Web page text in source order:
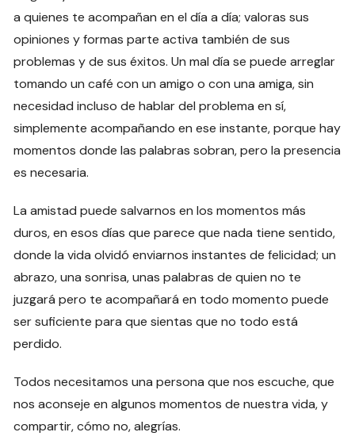
a quienes te acompañan en el día a día; valoras sus
opiniones y formas parte activa también de sus
problemas y de sus éxitos. Un mal día se puede arreglar
tomando un café con un amigo o con una amiga, sin
necesidad incluso de hablar del problema en sí,
simplemente acompañando en ese instante, porque hay
momentos donde las palabras sobran, pero la presencia
es necesaria.
La amistad puede salvarnos en los momentos más
duros, en esos días que parece que nada tiene sentido,
donde la vida olvidó enviarnos instantes de felicidad; un
abrazo, una sonrisa, unas palabras de quien no te
juzgará pero te acompañará en todo momento puede
ser suficiente para que sientas que no todo está
perdido.
Todos necesitamos una persona que nos escuche, que
nos aconseje en algunos momentos de nuestra vida, y
compartir, cómo no, alegrías.